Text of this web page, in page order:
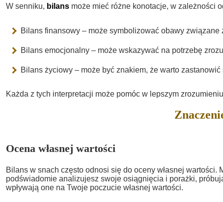
W senniku, bilans może mieć różne konotacje, w zależności
Bilans finansowy – może symbolizować obawy
Bilans emocjonalny – może wskazywać na potrzebę
Bilans życiowy – może być znakiem, że warto
Każda z tych interpretacji może pomóc w lepszym
Ocena własnej wartości
Bilans w snach często odnosi się do oceny własnej wartości.
podświadomie analizujesz swoje osiągnięcia i porażki,
wpływają one na Twoje poczucie własnej wartości.